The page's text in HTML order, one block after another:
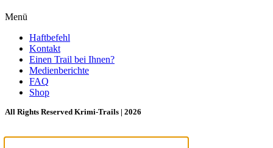
Menü
Haftbefehl
Kontakt
Einen Trail bei Ihnen?
Medienberichte
FAQ
Shop
All Rights Reserved Krimi-Trails | 2026